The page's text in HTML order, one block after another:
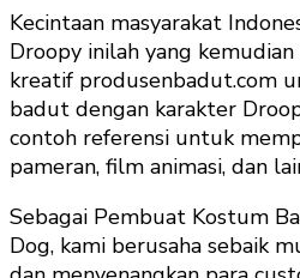
Kecintaan masyarakat
Droopy inilah yang
kreatif produsenbadut.com
badut dengan karakter
contoh referensi untuk
pameran, film animasi, dan
Sebagai Pembuat Kostum
Dog, kami berusaha sebaik